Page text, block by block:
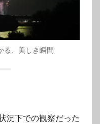
る、美しき瞬間
況下での観察だった